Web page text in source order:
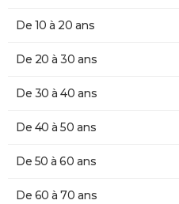
De 10 à 20 ans
De 20 à 30 ans
De 30 à 40 ans
De 40 à 50 ans
De 50 à 60 ans
De 60 à 70 ans